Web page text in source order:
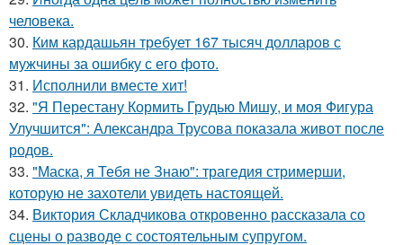
человека.
30. Ким кардашьян требует 167 тысяч долларов с
мужчины за ошибку с его фото.
31. Исполнили вместе хит!
32. "Я Перестану Кормить Грудью Мишу, и моя Фигура
Улучшится": Александра Трусова показала живот после
родов.
33. "Маска, я Тебя не Знаю": трагедия стримерши,
которую не захотели увидеть настоящей.
34. Виктория Складчикова откровенно рассказала со
сцены о разводе с состоятельным супругом.